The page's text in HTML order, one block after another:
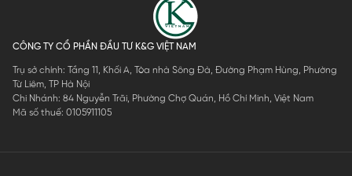
CÔNG TY CỔ PHẦN ĐẦU TƯ K&G VIỆT NAM
Trụ sở chính: Tầng 11, Khối A, Tòa nhà Sông Đà, Đường Phạm Hùng, Phường
Từ Liêm, TP Hà Nội
Chi Nhánh: 84 Nguyễn Trãi, Phường Chợ Quán, Hồ Chí Minh, Việt Nam
Mã số thuế: 0105911105